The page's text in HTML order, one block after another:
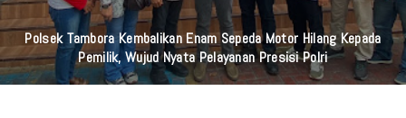
Polsek Tambora Kembalikan Enam Sepeda Motor Hilang Kepada
Pemilik, Wujud Nyata Pelayanan Presisi Polri